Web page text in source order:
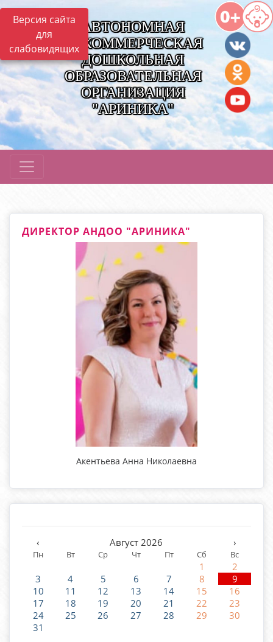
Версия сайта
для
слабовидящих
АВТОНОМНАЯ
НЕКОММЕРЧЕСКАЯ
ДОШКОЛЬНАЯ
ОБРАЗОВАТЕЛЬНАЯ
ОРГАНИЗАЦИЯ
"АРИНИКА"
ДИРЕКТОР АНДОО "АРИНИКА"
Акентьева Анна Николаевна
‹ Август 2026 ›
Пн Вт Ср Чт Пт Сб Вс
1
2
3
4 5 6 7 8
9
10
11 12 13 14 15
16
17
18 19 20 21 22
23
24
25 26 27 28 29
30
31